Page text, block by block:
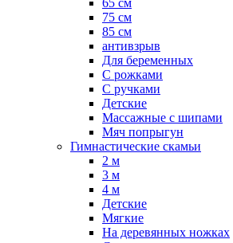
65 см
75 см
85 см
антивзрыв
Для беременных
С рожками
С ручками
Детские
Массажные с шипами
Мяч попрыгун
Гимнастические скамьи
2 м
3 м
4 м
Детские
Мягкие
На деревянных ножках